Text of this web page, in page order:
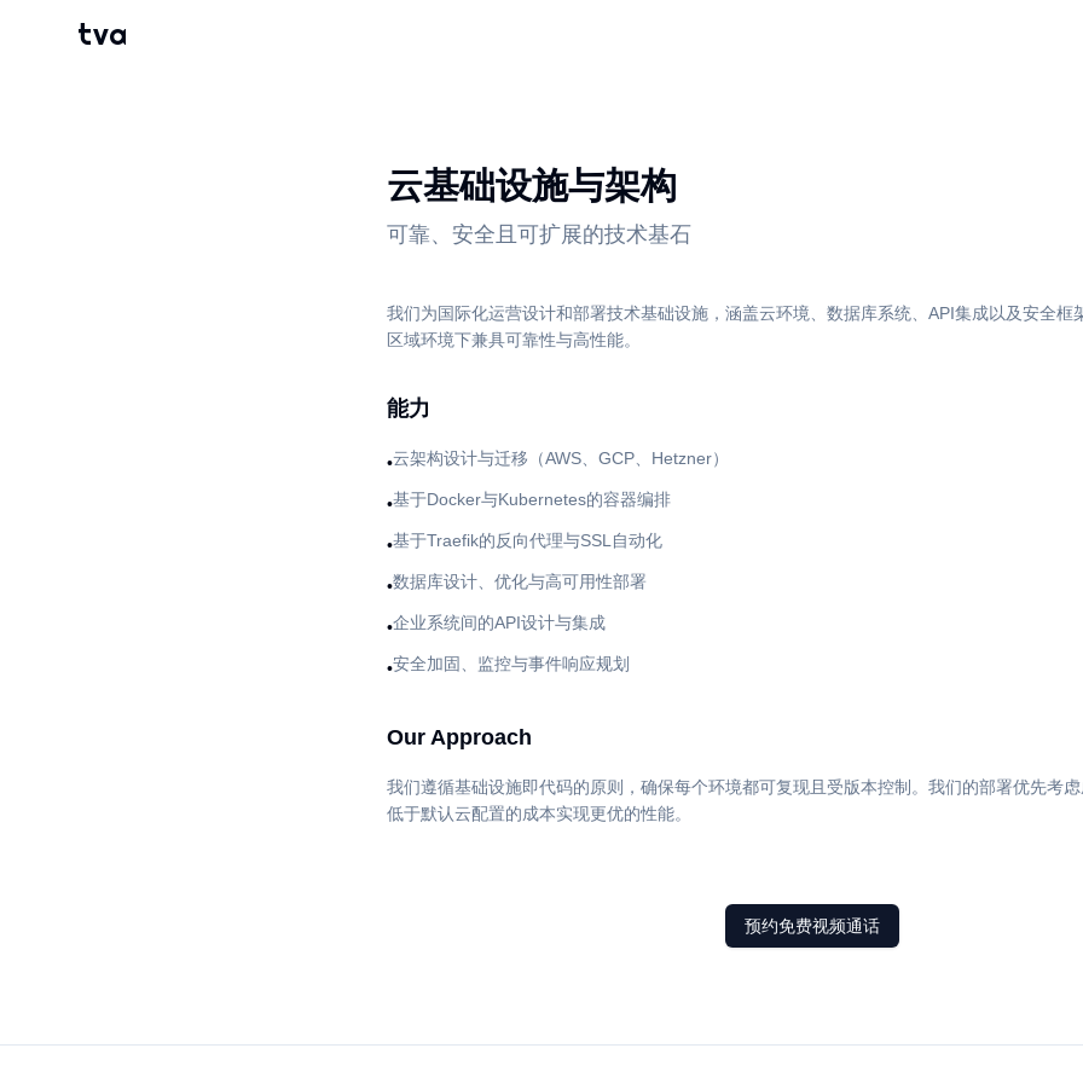
tva
云基础设施与架构
可靠、安全且可扩展的技术基石
我们为国际化运营设计和部署技术基础设施，涵盖云环境、数据库系统、API集成以及安全框
区域环境下兼具可靠性与高性能。
能力
•云架构设计与迁移（AWS、GCP、Hetzner）
•基于Docker与Kubernetes的容器编排
•基于Traefik的反向代理与SSL自动化
•数据库设计、优化与高可用性部署
•企业系统间的API设计与集成
•安全加固、监控与事件响应规划
Our Approach
我们遵循基础设施即代码的原则，确保每个环境都可复现且受版本控制。我们的部署优先考
低于默认云配置的成本实现更优的性能。
预约免费视频通话